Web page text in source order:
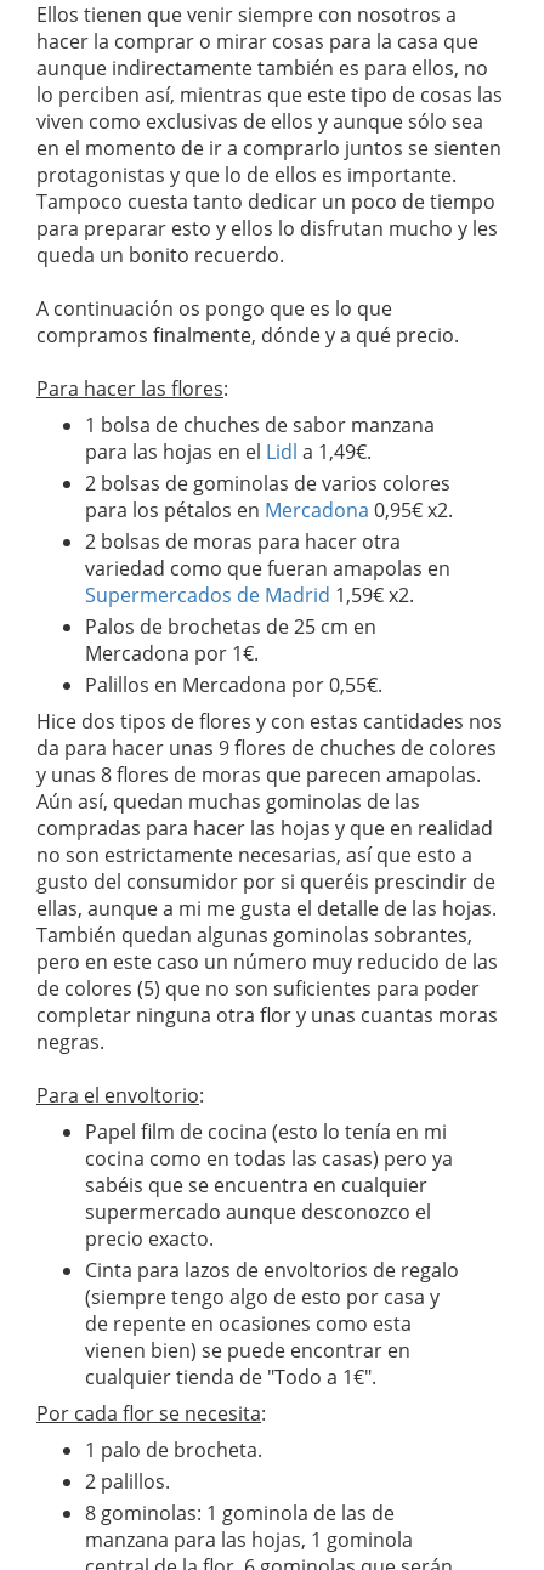
Ellos tienen que venir siempre con nosotros a
hacer la comprar o mirar cosas para la casa que
aunque indirectamente también es para ellos, no
lo perciben así, mientras que este tipo de cosas las
viven como exclusivas de ellos y aunque sólo sea
en el momento de ir a comprarlo juntos se sienten
protagonistas y que lo de ellos es importante.
Tampoco cuesta tanto dedicar un poco de tiempo
para preparar esto y ellos lo disfrutan mucho y les
queda un bonito recuerdo.
A continuación os pongo que es lo que
compramos finalmente, dónde y a qué precio.
Para hacer las flores:
1 bolsa de chuches de sabor manzana
para las hojas en el Lidl a 1,49€.
2 bolsas de gominolas de varios colores
para los pétalos en Mercadona 0,95€ x2.
2 bolsas de moras para hacer otra
variedad como que fueran amapolas en
Supermercados de Madrid 1,59€ x2.
Palos de brochetas de 25 cm en
Mercadona por 1€.
Palillos en Mercadona por 0,55€.
Hice dos tipos de flores y con estas cantidades nos
da para hacer unas 9 flores de chuches de colores
y unas 8 flores de moras que parecen amapolas.
Aún así, quedan muchas gominolas de las
compradas para hacer las hojas y que en realidad
no son estrictamente necesarias, así que esto a
gusto del consumidor por si queréis prescindir de
ellas, aunque a mi me gusta el detalle de las hojas.
También quedan algunas gominolas sobrantes,
pero en este caso un número muy reducido de las
de colores (5) que no son suficientes para poder
completar ninguna otra flor y unas cuantas moras
negras.
Para el envoltorio:
Papel film de cocina (esto lo tenía en mi
cocina como en todas las casas) pero ya
sabéis que se encuentra en cualquier
supermercado aunque desconozco el
precio exacto.
Cinta para lazos de envoltorios de regalo
(siempre tengo algo de esto por casa y
de repente en ocasiones como esta
vienen bien) se puede encontrar en
cualquier tienda de "Todo a 1€".
Por cada flor se necesita:
1 palo de brocheta.
2 palillos.
8 gominolas: 1 gominola de las de
manzana para las hojas, 1 gominola